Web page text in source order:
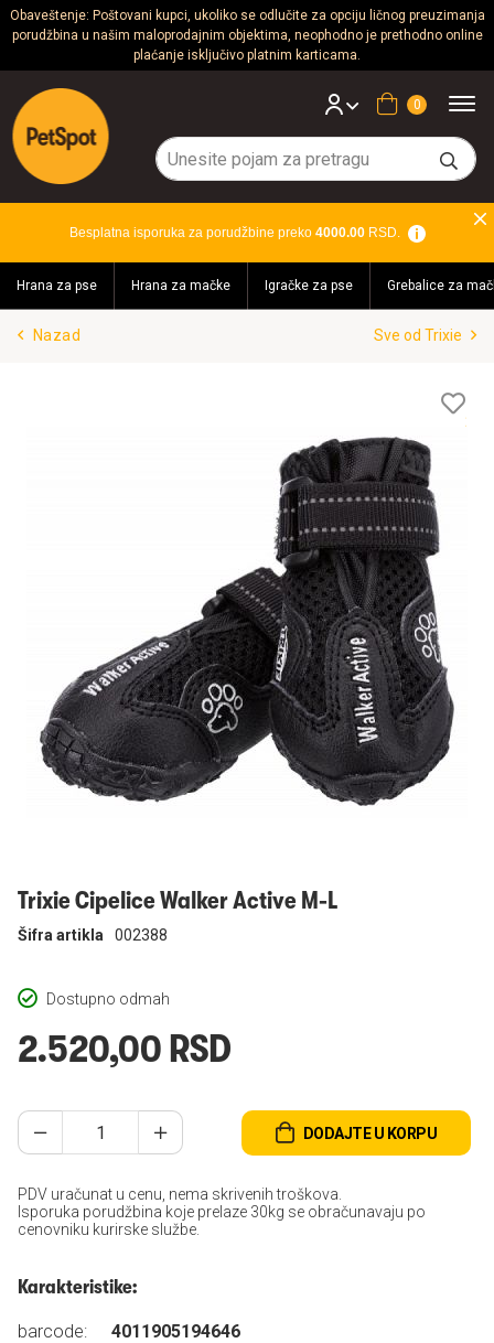
Obaveštenje: Poštovani kupci, ukoliko se odlučite za opciju ličnog preuzimanja
porudžbina u našim maloprodajnim objektima, neophodno je prethodno online
plaćanje isključivo platnim karticama.
Psi
Mačke
Glodari
Akvaristika
Teraristika
Brendovi
Korpa
Besplatna isporuka za porudžbine preko 4000.00RSD.
Hrana za pse Hrana za mačke Igračke za pse Grebalice za
Nazad Sve od Trixie
Trixie Cipelice Walker Active M-L
Dostupno odmah
Šifra artikla 002388
2.520,00 RSD
DODAJTE U KORPU
PDV uračunat u cenu, nema skrivenih troškova.
Isporuka porudžbina koje prelaze 30kg se obračunavaju po
cenovniku kurirske službe.
Karakteristike:
barcode:
4011905194646